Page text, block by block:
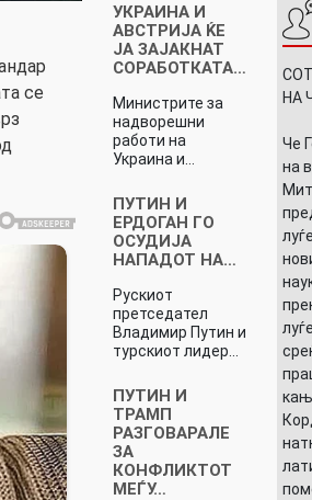
се
УКРАИНА И
АВСТРИЈА ЌЕ
ЈА ЗАЈАКНАТ
СОРАБОТКАТА…
Министрите за
надворешни
работи на
Украина и…
ПУТИН И
ЕРДОГАН ГО
ОСУДИЈА
НАПАДОТ НА…
Рускиот
претседател
Владимир Путин и
турскиот лидер…
ПУТИН И
ТРАМП
РАЗГОВАРАЛЕ
ЗА
КОНФЛИКТОТ
МЕЃУ…
НА
Че
на